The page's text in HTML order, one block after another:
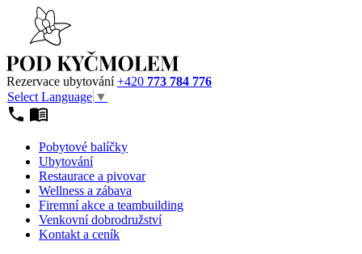
Rezervace ubytování+420 773 784 776
Select Language ▼
Pobytové balíčky
Ubytování
Restaurace a pivovar
Wellness a zábava
Firemní akce a teambuilding
Venkovní dobrodružství
Kontakt a ceník